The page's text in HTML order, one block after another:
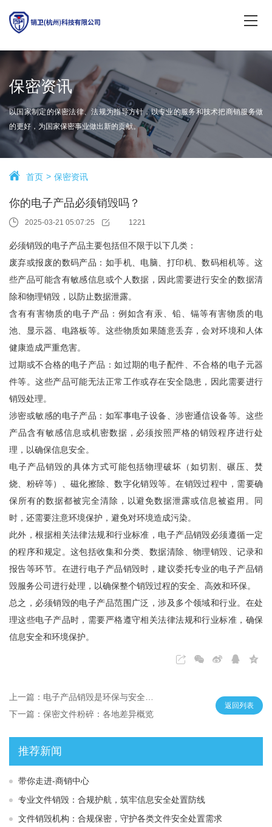
保密资讯
以国家制定的保密法律、法规为指导方针，以专业的服务和技术把商销服务做
的更好，为国家保密事业做出新的贡献。
首页 保密资讯
你的电子产品必须销毁吗？
2025-03-21 05:07:25 1221
必须销毁的电子产品主要包括但不限于以下几类：
废弃或报废的数码产品：如手机、电脑、打印机、数码相机等。这
些产品可能含有敏感信息或个人数据，因此需要进行安全的数据清
除和物理销毁，以防止数据泄露。
含有有害物质的电子产品：例如含有汞、铅、镉等有害物质的电
池、显示器、电路板等。这些物质如果随意丢弃，会对环境和人体
健康造成严重危害。
过期或不合格的电子产品：如过期的电子配件、不合格的电子元器
件等。这些产品可能无法正常工作或存在安全隐患，因此需要进行
销毁处理。
涉密或敏感的电子产品：如军事电子设备、涉密通信设备等。这些
产品含有敏感信息或机密数据，必须按照严格的销毁程序进行处
理，以确保信息安全。
电子产品销毁的具体方式可能包括物理破坏（如切割、碾压、焚
烧、粉碎等）、磁化擦除、数字化销毁等。在销毁过程中，需要确
保所有的数据都被完全清除，以避免数据泄露或信息被盗用。同
时，还需要注意环境保护，避免对环境造成污染。
此外，根据相关法律法规和行业标准，电子产品销毁必须遵循一定
的程序和规定。这包括收集和分类、数据清除、物理销毁、记录和
报告等环节。在进行电子产品销毁时，建议委托专业的电子产品销
毁服务公司进行处理，以确保整个销毁过程的安全、高效和环保。
总之，必须销毁的电子产品范围广泛，涉及多个领域和行业。在处
理这些电子产品时，需要严格遵守相关法律法规和行业标准，确保
信息安全和环境保护。
下一篇：保密文件粉碎：各地差异概览
返回列表
推荐新闻
带你走进-商销中心
专业文件销毁：合规护航，筑牢信息安全处置防线
文件销毁机构：合规保密，守护各类文件安全处置需求